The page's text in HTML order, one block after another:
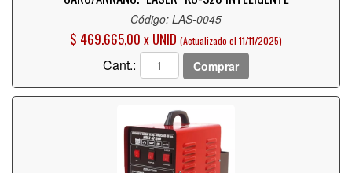
Código: LAS-0045
$ 469.665,00 x UNID (Actualizado el 11/11/2025)
Cant.: Comprar